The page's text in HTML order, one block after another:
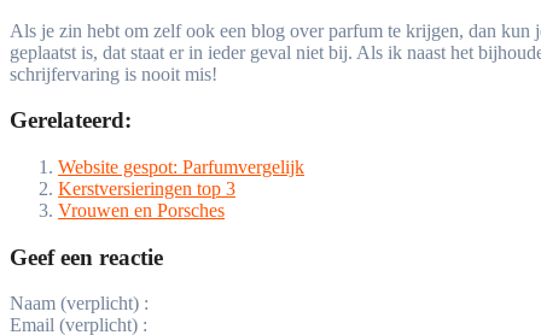
Als je zin hebt om zelf ook een blog over parfum te krijgen, dan kun
geplaatst is, dat staat er in ieder geval niet bij. Als ik naast het
schrijfervaring is nooit mis!
Gerelateerd:
Website gespot: Parfumvergelijk
Kerstversieringen top 3
Vrouwen en Porsches
Geef een reactie
Naam (verplicht) :
Email (verplicht) :